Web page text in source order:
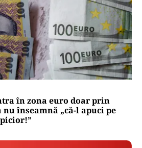
în zona euro doar prin
înseamnă „că-l apuci pe